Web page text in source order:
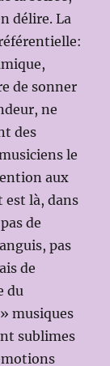
délire. La
de sonner
ne
des
le
aux
est là, dans
de
pas
de
du
musiques
sublimes